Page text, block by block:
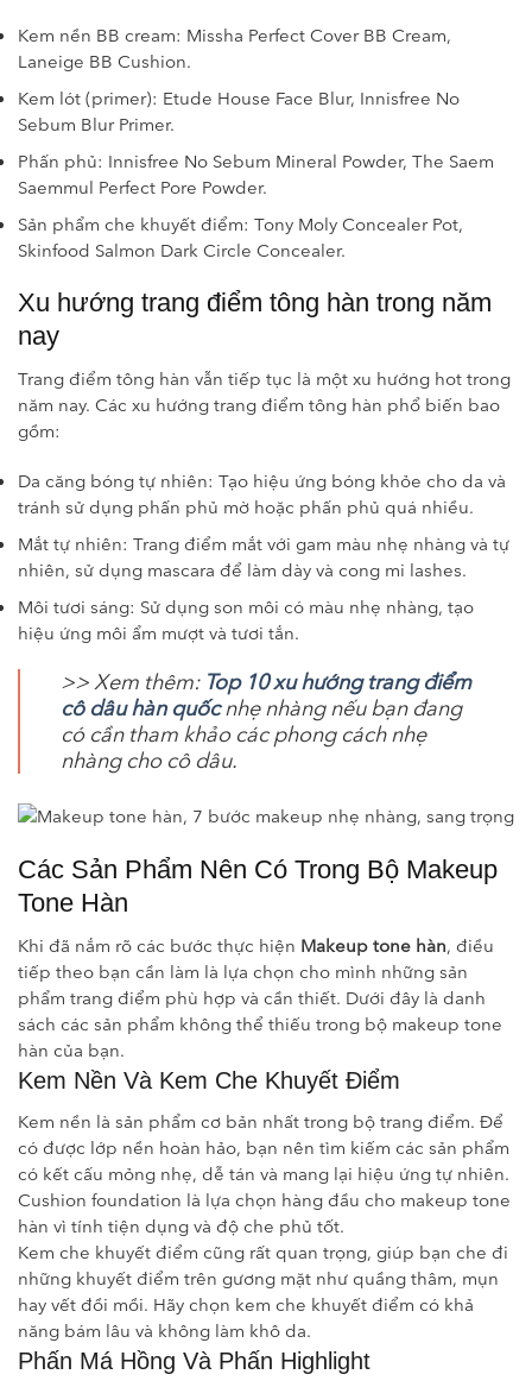
Kem nền BB cream: Missha Perfect Cover BB Cream,
Laneige BB Cushion.
Kem lót (primer): Etude House Face Blur, Innisfree No
Sebum Blur Primer.
Phấn phủ: Innisfree No Sebum Mineral Powder, The Saem
Saemmul Perfect Pore Powder.
Sản phẩm che khuyết điểm: Tony Moly Concealer Pot,
Skinfood Salmon Dark Circle Concealer.
Xu hướng trang điểm tông hàn trong năm
nay
Trang điểm tông hàn vẫn tiếp tục là một xu hướng hot trong
năm nay. Các xu hướng trang điểm tông hàn phổ biến bao
gồm:
Da căng bóng tự nhiên: Tạo hiệu ứng bóng khỏe cho da và
tránh sử dụng phấn phủ mờ hoặc phấn phủ quá nhiều.
Mắt tự nhiên: Trang điểm mắt với gam màu nhẹ nhàng và tự
nhiên, sử dụng mascara để làm dày và cong mi lashes.
Môi tươi sáng: Sử dụng son môi có màu nhẹ nhàng, tạo
hiệu ứng môi ẩm mượt và tươi tắn.
>> Xem thêm: Top 10 xu hướng trang điểm
cô dâu hàn quốc nhẹ nhàng nếu bạn đang
có cần tham khảo các phong cách nhẹ
nhàng cho cô dâu.
Các Sản Phẩm Nên Có Trong Bộ Makeup
Tone Hàn
Khi đã nắm rõ các bước thực hiện Makeup tone hàn, điều
tiếp theo bạn cần làm là lựa chọn cho mình những sản
phẩm trang điểm phù hợp và cần thiết. Dưới đây là danh
sách các sản phẩm không thể thiếu trong bộ makeup tone
hàn của bạn.
Kem Nền Và Kem Che Khuyết Điểm
Kem nền là sản phẩm cơ bản nhất trong bộ trang điểm. Để
có được lớp nền hoàn hảo, bạn nên tìm kiếm các sản phẩm
có kết cấu mỏng nhẹ, dễ tán và mang lại hiệu ứng tự nhiên.
Cushion foundation là lựa chọn hàng đầu cho makeup tone
hàn vì tính tiện dụng và độ che phủ tốt.
Kem che khuyết điểm cũng rất quan trọng, giúp bạn che đi
những khuyết điểm trên gương mặt như quầng thâm, mụn
hay vết đồi mồi. Hãy chọn kem che khuyết điểm có khả
năng bám lâu và không làm khô da.
Phấn Má Hồng Và Phấn Highlight